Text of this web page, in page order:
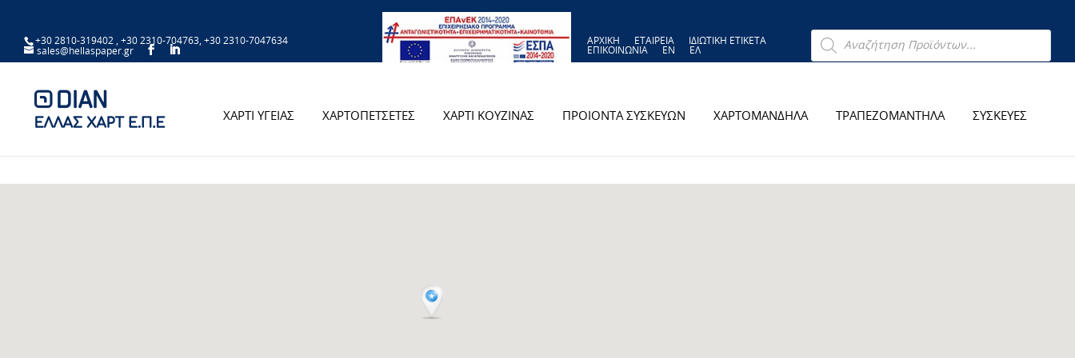
+30 2810-319402 +30 2310-704763 +30 2310-7047634
sales@hellaspaper.gr
ΑΡΧΙΚΗ ΕΤΑΙΡΕΙΑ
ΙΔΙΩΤΙΚΗ ΕΤΙΚΕΤΑ
ΕΠΙΚΟΙΝΩΝΙΑ
EN ΕΛ
Products
search
ΧΑΡΤΙ ΥΓΕΙΑΣ ΧΑΡΤΟΠΕΤΣΕΤΕΣ ΧΑΡΤΙ ΚΟΥΖΙΝΑΣ ΠΡΟΙΟΝΤΑ ΣΥΣΚΕΥΩΝ ΧΑΡΤΟΜΑΝΔΗΛΑ ΤΡΑΠΕΖΟΜΑΝΤΗΛΑ ΣΥΣΚΕΥΕΣ